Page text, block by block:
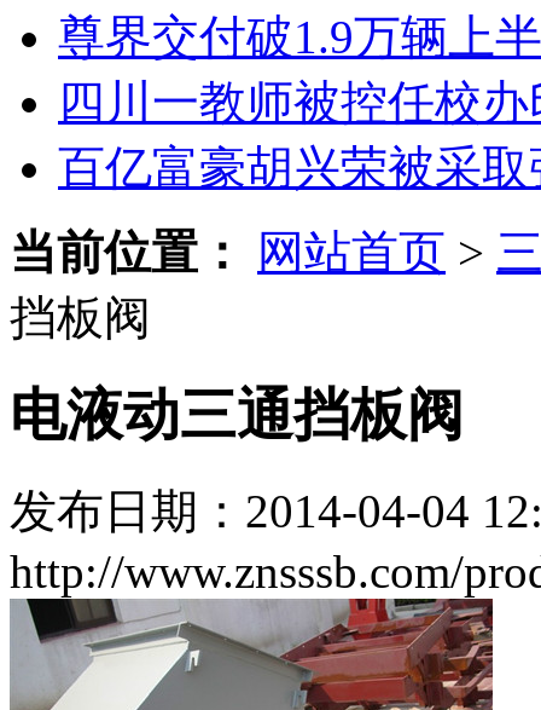
尊界交付破1.9万辆上
四川一教师被控任校
百亿富豪胡兴荣被采
当前位置：
网站首页 >
挡板阀
电液动三通挡板阀
发布日期：2014-04-04
http://www.znsssb.com/